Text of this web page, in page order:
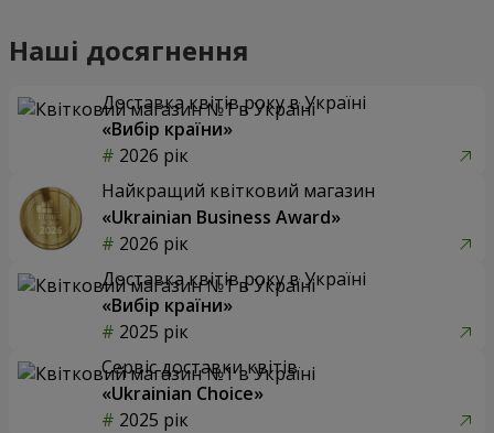
Наші досягнення
Доставка квітів року в Україні
«Вибір країни»
2026 рік
Найкращий квітковий магазин
«Ukrainian Business Award»
2026 рік
Доставка квітів року в Україні
«Вибір країни»
2025 рік
Сервіс доставки квітів
«Ukrainian Choice»
2025 рік